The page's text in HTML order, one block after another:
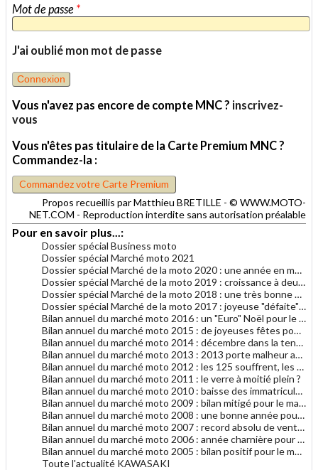
Mot de passe *
J'ai oublié mon mot de passe
Vous n'avez pas encore de compte MNC ? inscrivez-
vous
Vous n'êtes pas titulaire de la Carte Premium MNC ?
Commandez-la :
Commandez votre Carte Premium
Propos recueillis par Matthieu BRETILLE - © WWW.MOTO-
NET.COM - Reproduction interdite sans autorisation préalable
Pour en savoir plus...:
Dossier spécial Business moto
Dossier spécial Marché moto 2021
Dossier spécial Marché de la moto 2020 : une année en montagnes coronavi-russes
Dossier spécial Marché de la moto 2019 : croissance à deux chiffres
Dossier spécial Marché de la moto 2018 : une très bonne santé !
Dossier spécial Marché de la moto 2017 : joyeuse "défaite" de fin d'année
Bilan annuel du marché moto 2016 : un "Euro" Noël pour le marché moto
Bilan annuel du marché moto 2015 : de joyeuses fêtes pour le marché moto
Bilan annuel du marché moto 2014 : décembre dans la tendance générale 2014
Bilan annuel du marché moto 2013 : 2013 porte malheur au marché du motocycle
Bilan annuel du marché moto 2012 : les 125 souffrent, les gros cubes résistent
Bilan annuel du marché moto 2011 : le verre à moitié plein ?
Bilan annuel du marché moto 2010 : baisse des immatriculations en 2010
Bilan annuel du marché moto 2009 : bilan mitigé pour le marché français de la moto
Bilan annuel du marché moto 2008 : une bonne année pour le motocycle en France
Bilan annuel du marché moto 2007 : record absolu de ventes de motocycles en France !
Bilan annuel du marché moto 2006 : année charnière pour les deux-roues en France ?
Bilan annuel du marché moto 2005 : bilan positif pour le marché de la moto
Toute l'actualité KAWASAKI